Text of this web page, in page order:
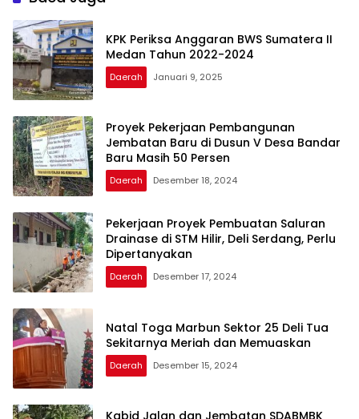
KPK Periksa Anggaran BWS Sumatera II
Medan Tahun 2022-2024
Daerah Januari 9, 2025
Proyek Pekerjaan Pembangunan
Jembatan Baru di Dusun V Desa Bandar
Baru Masih 50 Persen
Daerah Desember 18, 2024
Pekerjaan Proyek Pembuatan Saluran
Drainase di STM Hilir, Deli Serdang, Perlu
Dipertanyakan
Daerah Desember 17, 2024
Natal Toga Marbun Sektor 25 Deli Tua
Sekitarnya Meriah dan Memuaskan
Daerah Desember 15, 2024